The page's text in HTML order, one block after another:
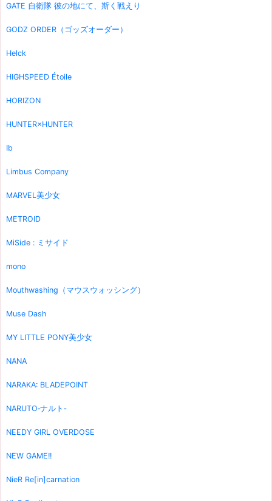
GATE 自衛隊 彼の地にて、斯く戦えり
GODZ ORDER（ゴッズオーダー）
Helck
HIGHSPEED Étoile
HORIZON
HUNTER×HUNTER
Ib
Limbus Company
MARVEL美少女
METROID
MiSide : ミサイド
mono
Mouthwashing（マウスウォッシング）
Muse Dash
MY LITTLE PONY美少女
NANA
NARAKA: BLADEPOINT
NARUTO‐ナルト‐
NEEDY GIRL OVERDOSE
NEW GAME!!
NieR Re[in]carnation